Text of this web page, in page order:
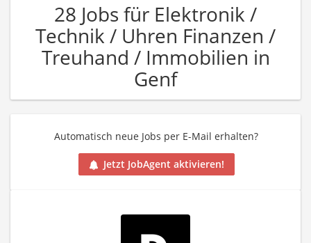
28 Jobs für Elektronik /
Technik / Uhren Finanzen /
Treuhand / Immobilien in
Genf
Automatisch neue Jobs per E-Mail erhalten?
Jetzt JobAgent aktivieren!